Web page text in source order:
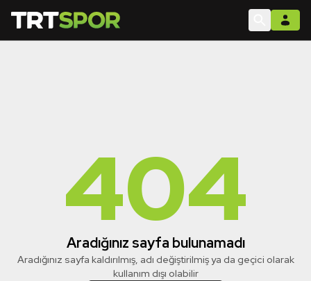
404
Aradığınız sayfa bulunamadı
Aradığınız sayfa kaldırılmış, adı değiştirilmiş ya da geçici olarak
kullanım dışı olabilir